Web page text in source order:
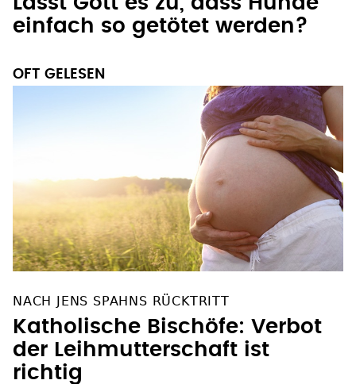
einfach so getötet werden?
OFT GELESEN
NACH JENS SPAHNS RÜCKTRITT
Katholische Bischöfe: Verbot
der Leihmutterschaft ist
richtig